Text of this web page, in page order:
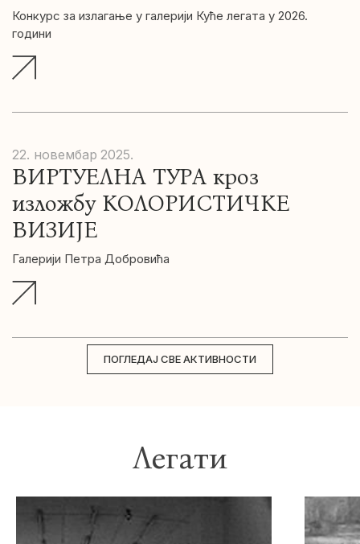
Конкурс за излагање у галерији Куће легата у 2026.
години
22. новембар 2025.
ВИРТУЕЛНА ТУРА кроз
изложбу КОЛОРИСТИЧКЕ
ВИЗИЈЕ
Галерији Петра Добровића
ПОГЛЕДАЈ СВЕ АКТИВНОСТИ
Легати